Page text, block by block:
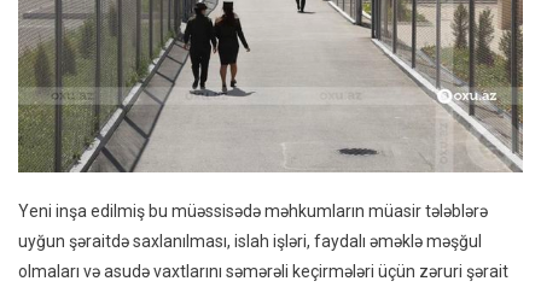
Yeni inşa edilmiş bu müəssisədə məhkumların müasir tələblərə
uyğun şəraitdə saxlanılması, islah işləri, faydalı əməklə məşğul
olmaları və asudə vaxtlarını səmərəli keçirmələri üçün zəruri şərait